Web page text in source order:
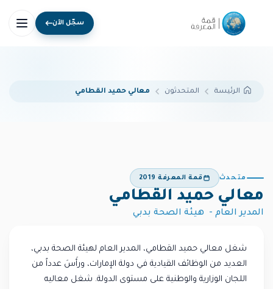
سجّل الآن
الرئيسة المتحدثون معالي حميد القطامي
متحدث قمة المعرفة 2019
معالي حميد القطامي
المدير العام - هيئة الصحة بدبي
شغل معالي حميد القطامي، المدير العام لهيئة الصحة بدبي،
العديد من الوظائف القيادية في دولة الإمارات، ورأَسَ عدداً من
اللجان الوزارية والوطنية على مستوى الدولة. شغل معاليه